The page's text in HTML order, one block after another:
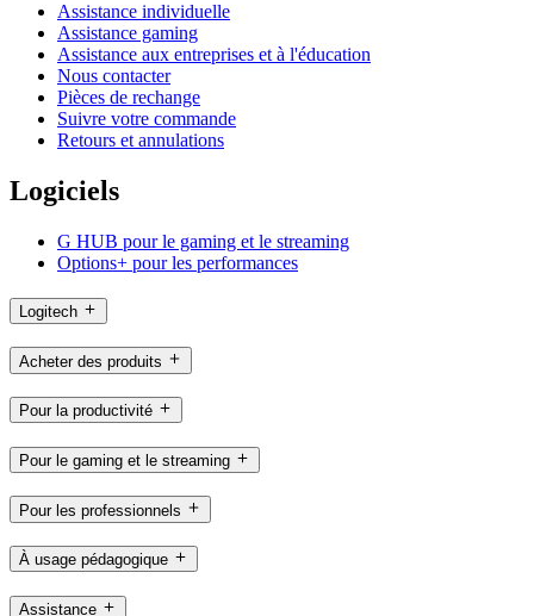
Assistance individuelle
Assistance gaming
Assistance aux entreprises et à l'éducation
Nous contacter
Pièces de rechange
Suivre votre commande
Retours et annulations
Logiciels
G HUB pour le gaming et le streaming
Options+ pour les performances
Logitech
Acheter des produits
Pour la productivité
Pour le gaming et le streaming
Pour les professionnels
À usage pédagogique
Assistance